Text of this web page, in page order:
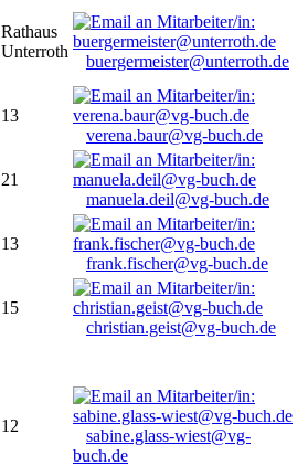
Rathaus
Unterroth
buergermeister@unterroth.de
13
verena.baur@vg-buch.de
21
manuela.deil@vg-buch.de
13
frank.fischer@vg-buch.de
15
christian.geist@vg-buch.de
12
sabine.glass-wiest@vg-
buch.de